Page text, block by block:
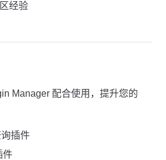
经验
Manager 配合使用，提升您的
插件
件